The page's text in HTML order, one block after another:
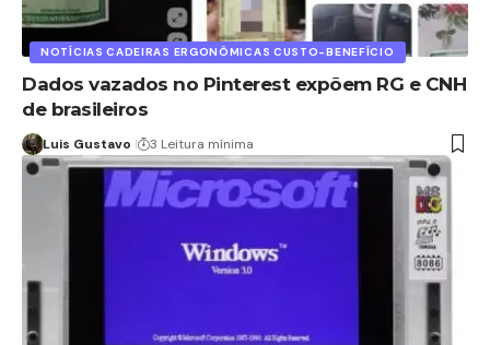
NOTÍCIAS CADEIRAS ERGONÔMICAS CUSTO-BENEFÍCIO
Dados vazados no Pinterest expõem RG e CNH
de brasileiros
Luis Gustavo 3 Leitura mínima